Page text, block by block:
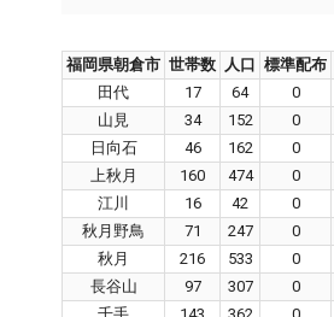
福岡県朝倉市 世帯数 人口 標準配布
田代
17 64 0
山見
34 152 0
日向石
46 162 0
上秋月
160 474 0
江川
16 42 0
秋月野鳥
71 247 0
秋月
216 533 0
長谷山
97 307 0
千手
143 362 0